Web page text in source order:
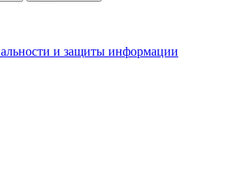
и защиты информации